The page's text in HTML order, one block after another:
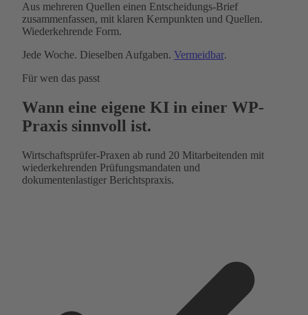
Aus mehreren Quellen einen Entscheidungs-Brief
zusammenfassen, mit klaren Kernpunkten und Quellen.
Wiederkehrende Form.
Jede Woche. Dieselben Aufgaben. Vermeidbar.
Für wen das passt
Wann eine eigene KI in einer WP-
Praxis sinnvoll ist.
Wirtschaftsprüfer-Praxen ab rund 20 Mitarbeitenden mit
wiederkehrenden Prüfungsmandaten und
dokumentenlastiger Berichtspraxis.